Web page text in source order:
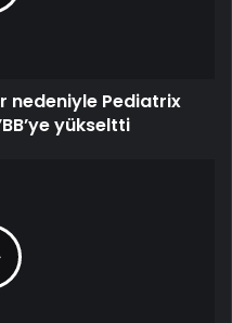
nedeniyle Pediatrix
yükseltti